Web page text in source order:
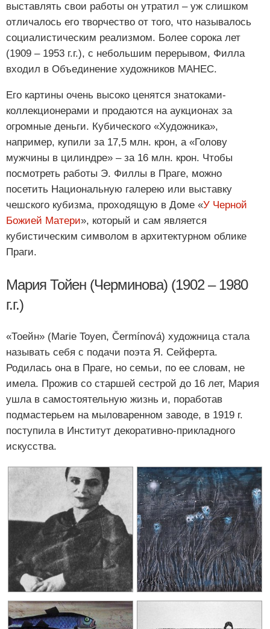
выставлять свои работы он утратил – уж слишком
отличалось его творчество от того, что называлось
социалистическим реализмом. Более сорока лет
(1909 – 1953 г.г.), с небольшим перерывом, Филла
входил в Объединение художников МАНЕС.
Его картины очень высоко ценятся знатоками-
коллекционерами и продаются на аукционах за
огромные деньги. Кубического «Художника»,
например, купили за 17,5 млн. крон, а «Голову
мужчины в цилиндре» – за 16 млн. крон. Чтобы
посмотреть работы Э. Филлы в Праге, можно
посетить Национальную галерею или выставку
чешского кубизма, проходящую в Доме «У Черной
Божией Матери», который и сам является
кубистическим символом в архитектурном облике
Праги.
Мария Тойен (Черминова) (1902 – 1980
г.г.)
«Тоейн» (Marie Toyen, Čermínová) художница стала
называть себя с подачи поэта Я. Сейферта.
Родилась она в Праге, но семьи, по ее словам, не
имела. Прожив со старшей сестрой до 16 лет, Мария
ушла в самостоятельную жизнь и, поработав
подмастерьем на мыловаренном заводе, в 1919 г.
поступила в Институт декоративно-прикладного
искусства.